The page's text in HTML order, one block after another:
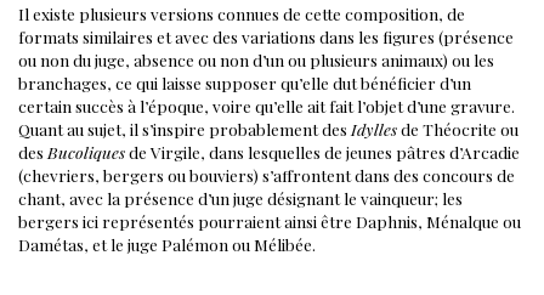
Il existe plusieurs versions connues de cette composition, de
formats similaires et avec des variations dans les figures (présence
ou non du juge, absence ou non d’un ou plusieurs animaux) ou les
branchages, ce qui laisse supposer qu’elle dut bénéficier d’un
certain succès à l’époque, voire qu’elle ait fait l’objet d’une gravure.
Quant au sujet, il s’inspire probablement des Idyllesde Théocrite ou
des Bucoliquesde Virgile, dans lesquelles de jeunes pâtres d’Arcadie
(chevriers, bergers ou bouviers) s’affrontent dans des concours de
chant, avec la présence d’un juge désignant le vainqueur; les
bergers ici représentés pourraient ainsi être Daphnis, Ménalque ou
Damétas, et le juge Palémon ou Mélibée.